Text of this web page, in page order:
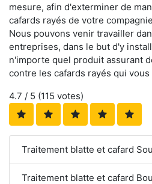
mesure, afin d'exterminer de
cafards rayés de votre
Nous pouvons venir travailler
entreprises, dans le but d'y
n'importe quel produit assurant
contre les cafards rayés qui
4.7 / 5 (115 votes)
Traitement blatte et cafard
Traitement blatte et cafard